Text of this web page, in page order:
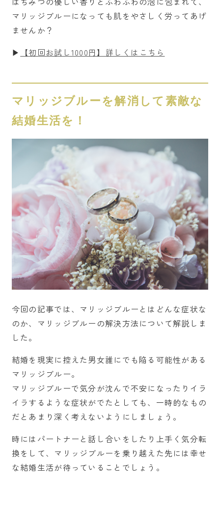
マリッジブルーになっても肌をやさしく労ってあげ
ませんか？
▶︎
【初回お試し1000円】詳しくはこちら
マリッジブルーを解消して素敵な
結婚生活を！
今回の記事では、マリッジブルーとはどんな症状な
のか、マリッジブルーの解決方法について解説しま
した。
結婚を現実に控えた男女誰にでも陥る可能性がある
マリッジブルー。
マリッジブルーで気分が沈んで不安になったりイラ
イラするような症状がでたとしても、一時的なもの
だとあまり深く考えないようにしましょう。
時にはパートナーと話し合いをしたり上手く気分転
換をして、マリッジブルーを乗り越えた先には幸せ
な結婚生活が待っていることでしょう。